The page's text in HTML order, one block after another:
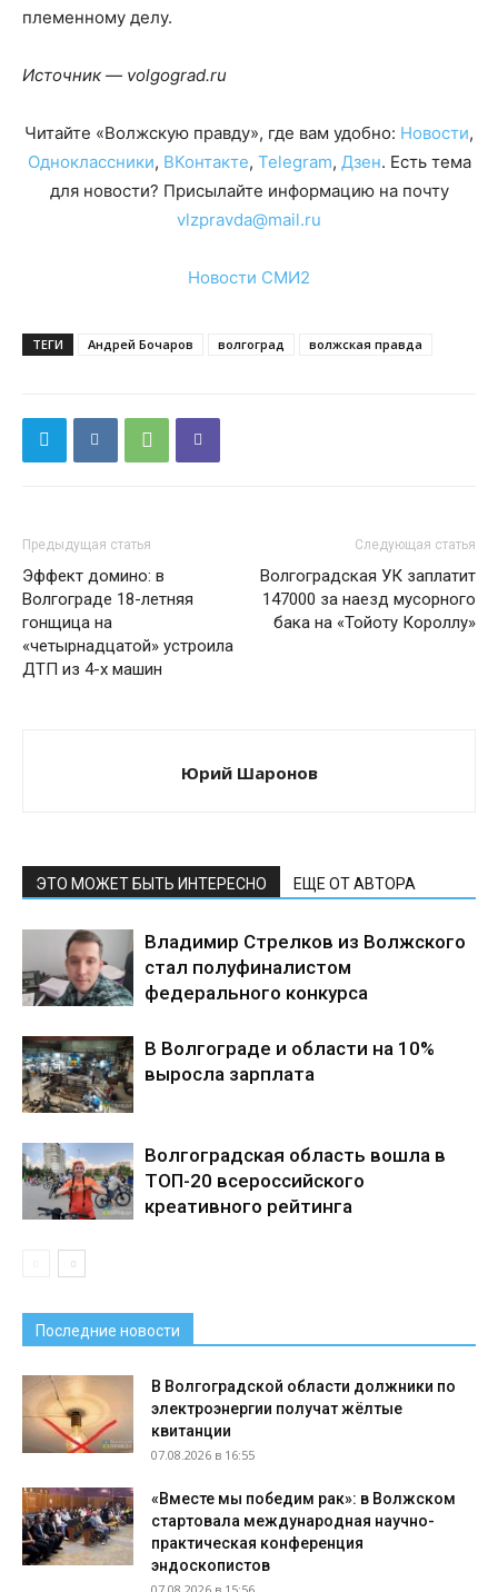
племенному делу.
Источник — volgograd.ru
Читайте «Волжскую правду», где вам удобно: Новости,
Одноклассники, ВКонтакте, Telegram, Дзен. Есть тема
для новости? Присылайте информацию на почту
vlzpravda@mail.ru
Новости СМИ2
ТЕГИ Андрей Бочаров волгоград волжская правда
Предыдущая статья
Эффект домино: в
Волгограде 18-летняя
гонщица на
«четырнадцатой» устроила
ДТП из 4-х машин
Следующая статья
Волгоградская УК заплатит
147000 за наезд мусорного
бака на «Тойоту Короллу»
Юрий Шаронов
ЭТО МОЖЕТ БЫТЬ ИНТЕРЕСНО ЕЩЕ ОТ АВТОРА
Владимир Стрелков из Волжского
стал полуфиналистом
федерального конкурса
В Волгограде и области на 10%
выросла зарплата
Волгоградская область вошла в
ТОП-20 всероссийского
креативного рейтинга
Последние новости
В Волгоградской области должники по
электроэнергии получат жёлтые
квитанции
07.08.2026 в 16:55
«Вместе мы победим рак»: в Волжском
стартовала международная научно-
практическая конференция
эндоскопистов